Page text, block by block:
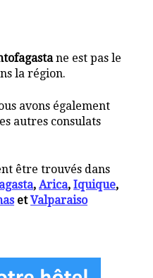
ne est pas le
la région.
avons également
autres consulats
être trouvés dans
,Arica,Iquique,
etValparaiso